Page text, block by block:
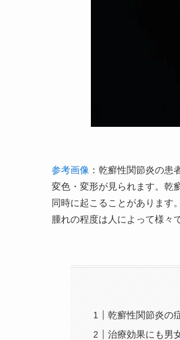
参考画像 ：乾癬性関節炎の
変色・変形が見られます。乾
同時に起こることがあります
腫れの程度は人によって様々
乾癬性関節炎の
治療効果にも男